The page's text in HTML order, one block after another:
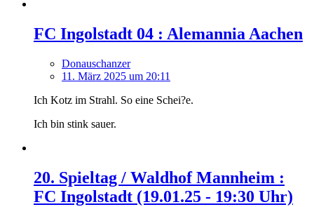
FC Ingolstadt 04 : Alemannia Aachen
Donauschanzer
11. März 2025 um 20:11
Ich Kotz im Strahl. So eine Schei?e.
Ich bin stink sauer.
20. Spieltag / Waldhof Mannheim :
FC Ingolstadt (19.01.25 - 19:30 Uhr)